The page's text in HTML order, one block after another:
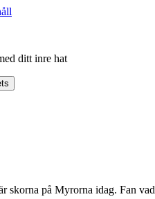
ditt inre hat
skorna på Myrorna idag. Fan